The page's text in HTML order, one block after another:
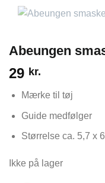
Abeungen
29 kr.
Mærke til tøj
Guide medfølger
Størrelse ca. 5,7 x
Ikke på lager